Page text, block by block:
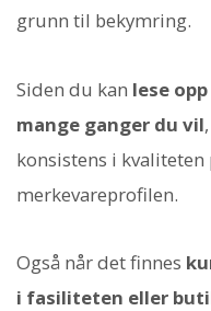
grunn til bekymring.
Siden du kan lese
mange ganger du vil
konsistens i
merkevareprofilen.
Også når det finnes
i fasiliteten eller